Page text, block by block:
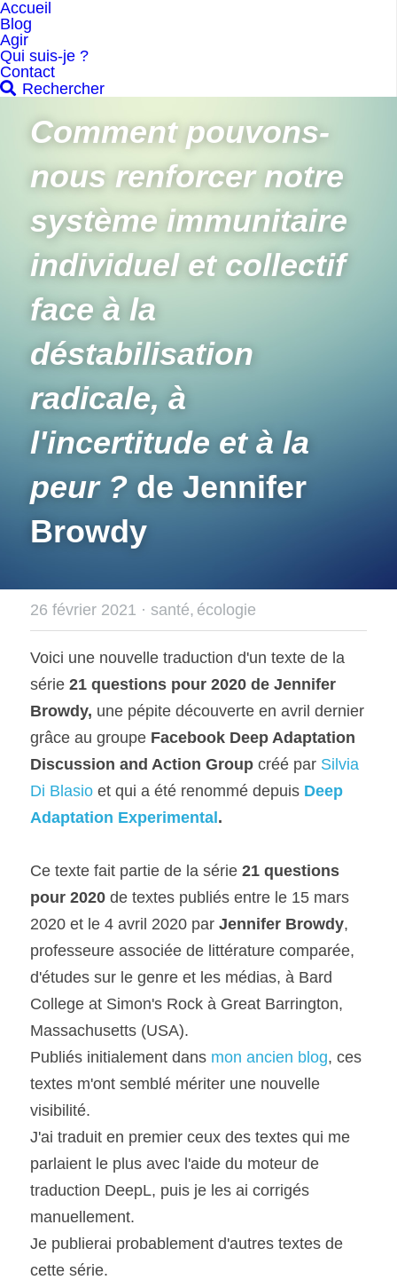
Accueil
Blog
Agir
Qui suis-je ?
Contact
Rechercher
Comment pouvons-
nous renforcer notre
système immunitaire
individuel et collectif
face à la
déstabilisation
radicale, à
l'incertitude et à la
peur ? de Jennifer
Browdy
26 février 2021 · santé, écologie
Voici une nouvelle traduction d'un texte de la
série 21 questions pour 2020 de Jennifer
Browdy, une pépite découverte en avril dernier
grâce au groupe Facebook Deep Adaptation
Discussion and Action Group créé par Silvia
Di Blasio et qui a été renommé depuis Deep
Adaptation Experimental .
Ce texte fait partie de la série 21 questions
pour 2020 de textes publiés entre le 15 mars
2020 et le 4 avril 2020 par Jennifer Browdy,
professeure associée de littérature comparée,
d'études sur le genre et les médias, à Bard
College at Simon's Rock à Great Barrington,
Massachusetts (USA).
Publiés initialement dans mon ancien blog, ces
textes m'ont semblé mériter une nouvelle
visibilité.
J'ai traduit en premier ceux des textes qui me
parlaient le plus avec l'aide du moteur de
traduction DeepL, puis je les ai corrigés
manuellement.
Je publierai probablement d'autres textes de
cette série.